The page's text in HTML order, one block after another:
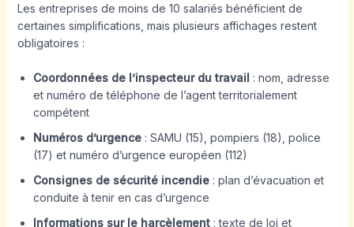
Les entreprises de moins de 10 salariés bénéficient de
certaines simplifications, mais plusieurs affichages restent
obligatoires :
Coordonnées de l’inspecteur du travail : nom, adresse
et numéro de téléphone de l’agent territorialement
compétent
Numéros d’urgence: SAMU (15), pompiers (18), police
(17) et numéro d’urgence européen (112)
Consignes de sécurité incendie: plan d’évacuation et
conduite à tenir en cas d’urgence
Informations sur le harcèlement: texte de loi et